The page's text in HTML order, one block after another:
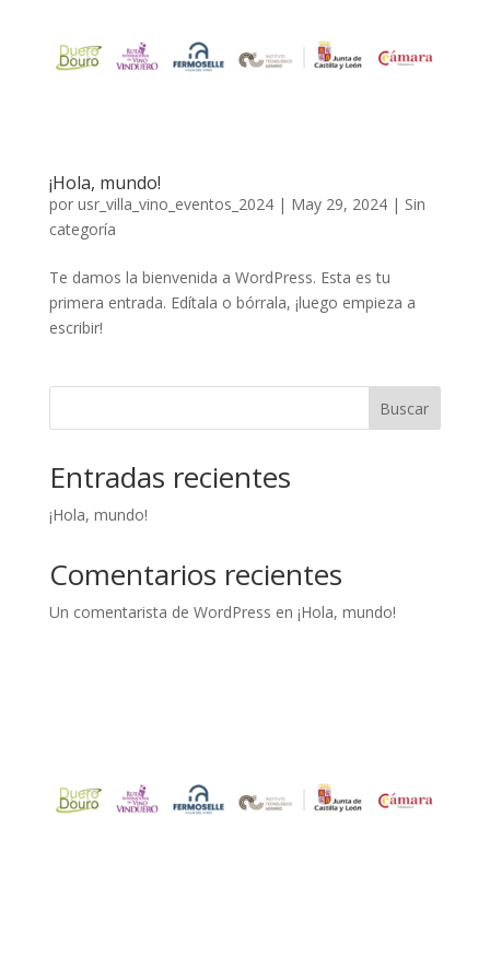
¡Hola, mundo!
por usr_villa_vino_eventos_2024| May 29, 2024| Sin
categoría
Te damos la bienvenida a WordPress. Esta es tu
primera entrada. Edítala o bórrala, ¡luego empieza a
escribir!
Buscar
Entradas recientes
¡Hola, mundo!
Comentarios recientes
Un comentarista de WordPress en ¡Hola, mundo!